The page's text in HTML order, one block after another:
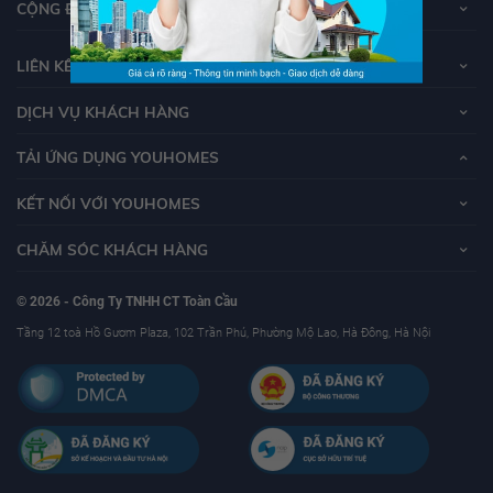
CỘNG ĐỒNG YOUHOMERS
LIÊN KẾT
DỊCH VỤ KHÁCH HÀNG
TẢI ỨNG DỤNG YOUHOMES
KẾT NỐI VỚI YOUHOMES
CHĂM SÓC KHÁCH HÀNG
© 2026 - Công Ty TNHH CT Toàn Cầu
Tầng 12 toà Hồ Gươm Plaza, 102 Trần Phú, Phường Mộ Lao, Hà Đông, Hà Nội